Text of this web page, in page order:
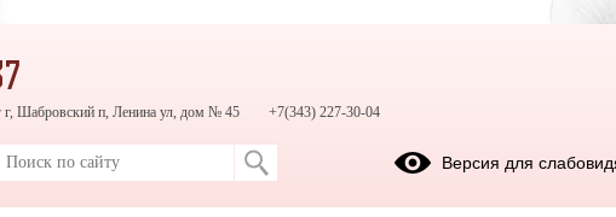
г, Шабровский п, Ленина ул, дом № 45 +7(343) 227-30-04
Версия для